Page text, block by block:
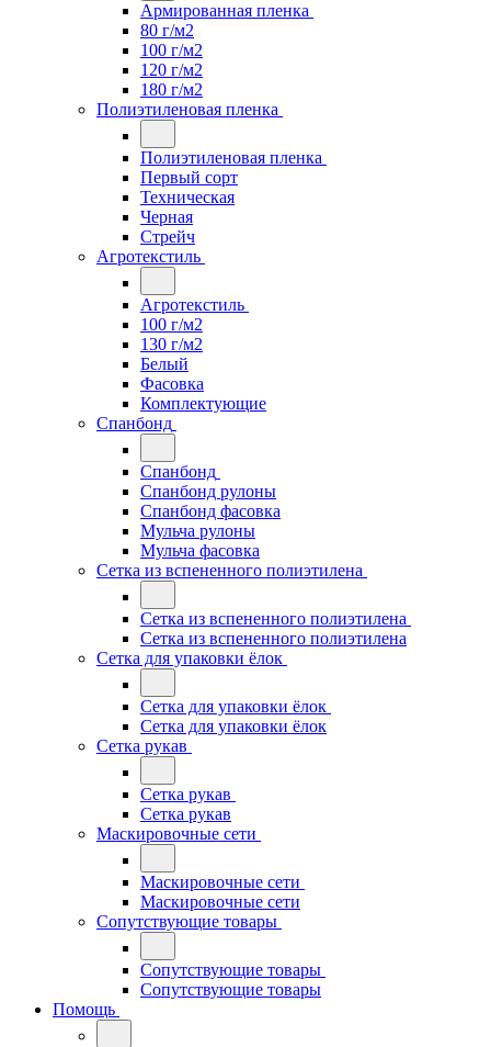
Армированная пленка
80 г/м2
100 г/м2
120 г/м2
180 г/м2
Полиэтиленовая пленка
Полиэтиленовая пленка
Первый сорт
Техническая
Черная
Стрейч
Агротекстиль
Агротекстиль
100 г/м2
130 г/м2
Белый
Фасовка
Комплектующие
Спанбонд
Спанбонд
Спанбонд рулоны
Спанбонд фасовка
Мульча рулоны
Мульча фасовка
Сетка из вспененного полиэтилена
Сетка из вспененного полиэтилена
Сетка из вспененного полиэтилена
Сетка для упаковки ёлок
Сетка для упаковки ёлок
Сетка для упаковки ёлок
Сетка рукав
Сетка рукав
Сетка рукав
Маскировочные сети
Маскировочные сети
Маскировочные сети
Сопутствующие товары
Сопутствующие товары
Сопутствующие товары
Помощь